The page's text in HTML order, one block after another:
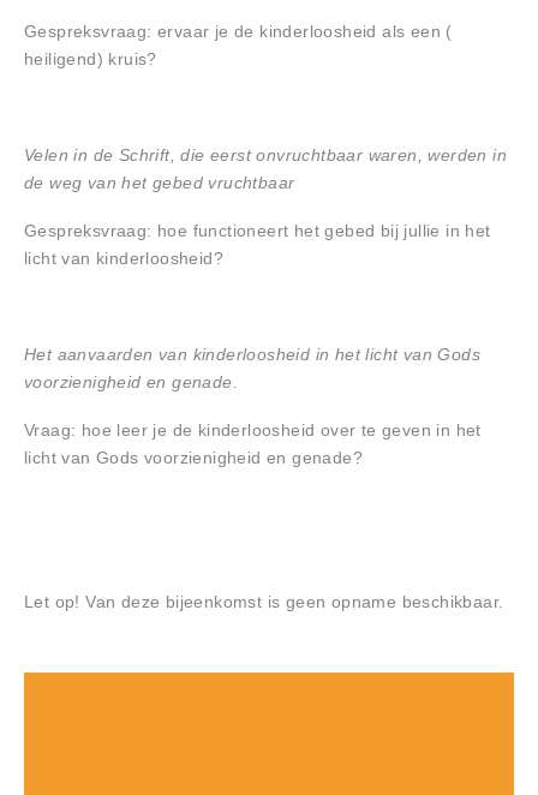
Gespreksvraag: ervaar je de kinderloosheid als een (
heiligend) kruis?
Velen in de Schrift, die eerst onvruchtbaar waren, werden in
de weg van het gebed vruchtbaar
Gespreksvraag: hoe functioneert het gebed bij jullie in het
licht van kinderloosheid?
Het aanvaarden van kinderloosheid in het licht van Gods
voorzienigheid en genade.
Vraag: hoe leer je de kinderloosheid over te geven in het
licht van Gods voorzienigheid en genade?
Let op! Van deze bijeenkomst is geen opname beschikbaar.